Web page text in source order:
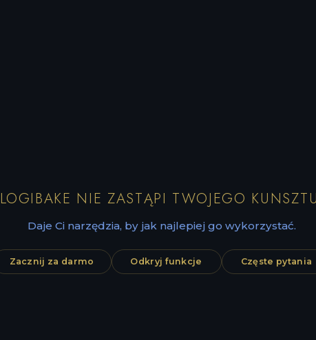
LOGIBAKE NIE ZASTĄPI TWOJEGO
Daje Ci narzędzia, by jak najlepiej go wykorzystać.
Zacznij za darmo Odkryj funkcje Częste pytania